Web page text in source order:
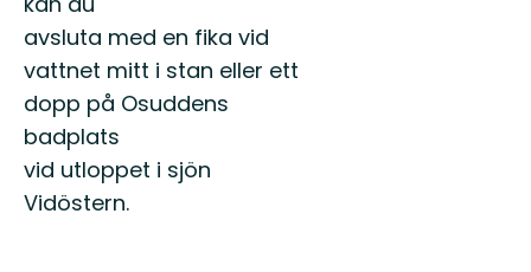
avsluta med en fika vid
vattnet mitt i stan eller ett
dopp på Osuddens
badplats
vid utloppet i sjön
Vidöstern.